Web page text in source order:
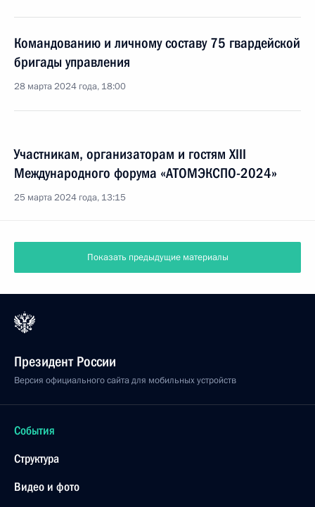
Командованию и личному составу 75 гвардейской
бригады управления
28 марта 2024 года, 18:00
Участникам, организаторам и гостям XIII
Международного форума «АТОМЭКСПО-2024»
25 марта 2024 года, 13:15
Показать предыдущие материалы
Президент России
Версия официального сайта для мобильных устройств
События
Структура
Видео и фото